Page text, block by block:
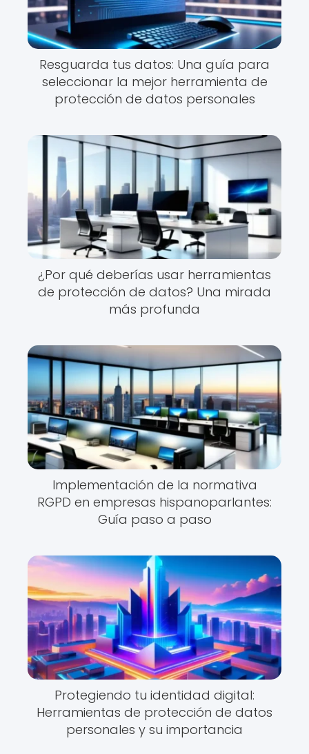
Resguarda tus datos: Una guía para
seleccionar la mejor herramienta de
protección de datos personales
¿Por qué deberías usar herramientas
de protección de datos? Una mirada
más profunda
Implementación de la normativa
RGPD en empresas hispanoparlantes:
Guía paso a paso
Protegiendo tu identidad digital:
Herramientas de protección de datos
personales y su importancia